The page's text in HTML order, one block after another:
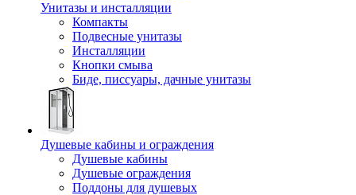
Унитазы и инсталляции
Компакты
Подвесные унитазы
Инсталляции
Кнопки смыва
Биде, писсуары, дачные унитазы
Душевые кабины и ограждения
Душевые кабины
Душевые ограждения
Поддоны для душевых